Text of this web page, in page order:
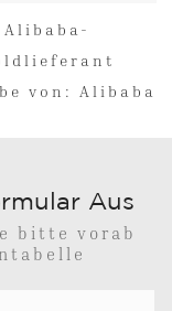
Alibaba-
von: Alibaba
Aus
bitte vorab